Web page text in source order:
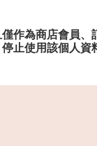
作為商店會員、
止使用該個人資